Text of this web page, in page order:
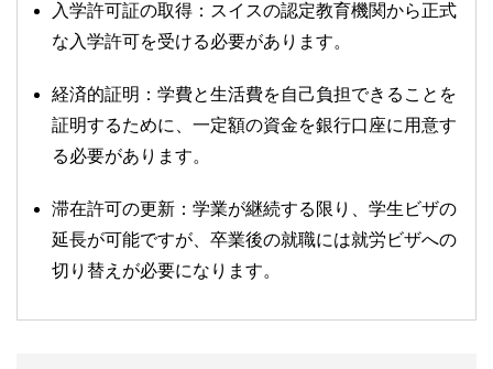
入学許可証の取得：スイスの認定教育機関から正式
な入学許可を受ける必要があります。
経済的証明：学費と生活費を自己負担できることを
証明するために、一定額の資金を銀行口座に用意す
る必要があります。
滞在許可の更新：学業が継続する限り、学生ビザの
延長が可能ですが、卒業後の就職には就労ビザへの
切り替えが必要になります。